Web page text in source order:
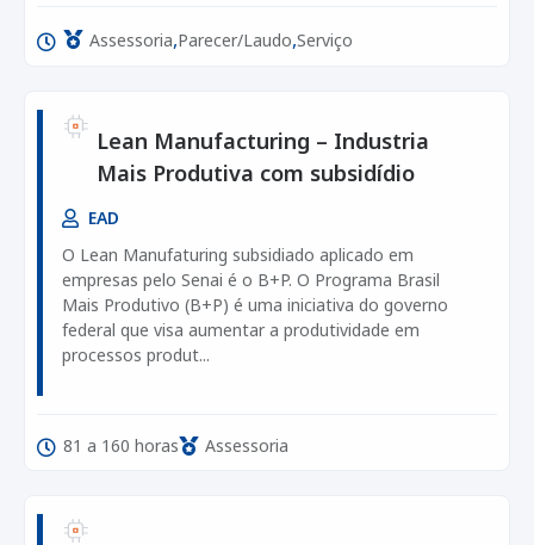
Assessoria,Parecer/Laudo,Serviço
Lean Manufacturing – Industria
Mais Produtiva com subsidídio
EAD
O Lean Manufaturing subsidiado aplicado em
empresas pelo Senai é o B+P. O Programa Brasil
Mais Produtivo (B+P) é uma iniciativa do governo
federal que visa aumentar a produtividade em
processos produt...
81 a 160 horas Assessoria